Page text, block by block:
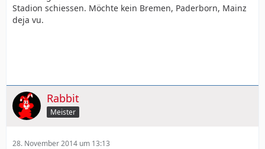
Stadion schiessen. Möchte kein Bremen, Paderborn, Mainz
deja vu.
Rabbit
Meister
28. November 2014 um 13:13